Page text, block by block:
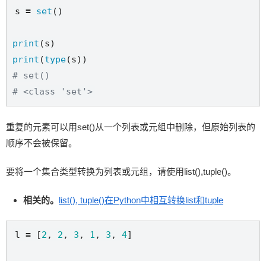
s = set ()
print
print (type
# set()
# <class 'set'>
重复的元素可以用set()从一个列表或元组中删除，但原始列表的
顺序不会被保留。
要将一个集合类型转换为列表或元组，请使用list(),tuple()。
相关的。 list(), tuple()在Python中相互转换list和tuple
l = [2 , 2 , 3 , 1 , 3 , 4]